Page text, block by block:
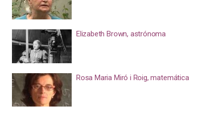
Elizabeth Brown, astrónoma
Rosa Maria Miró i Roig, matemática